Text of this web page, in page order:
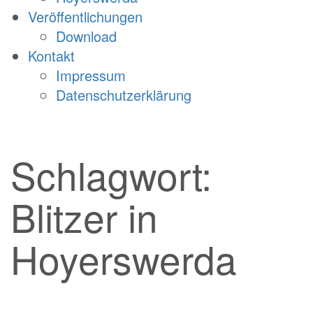
Veröffentlichungen
Download
Kontakt
Impressum
Datenschutzerklärung
Schlagwort:
Blitzer in
Hoyerswerda